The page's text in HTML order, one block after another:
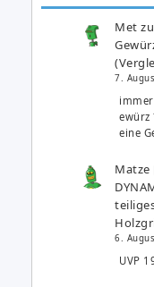
Met zu
7.
ewürz
eine
Matze
6.
UVP